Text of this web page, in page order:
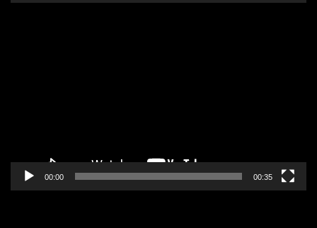
00:00 00:35